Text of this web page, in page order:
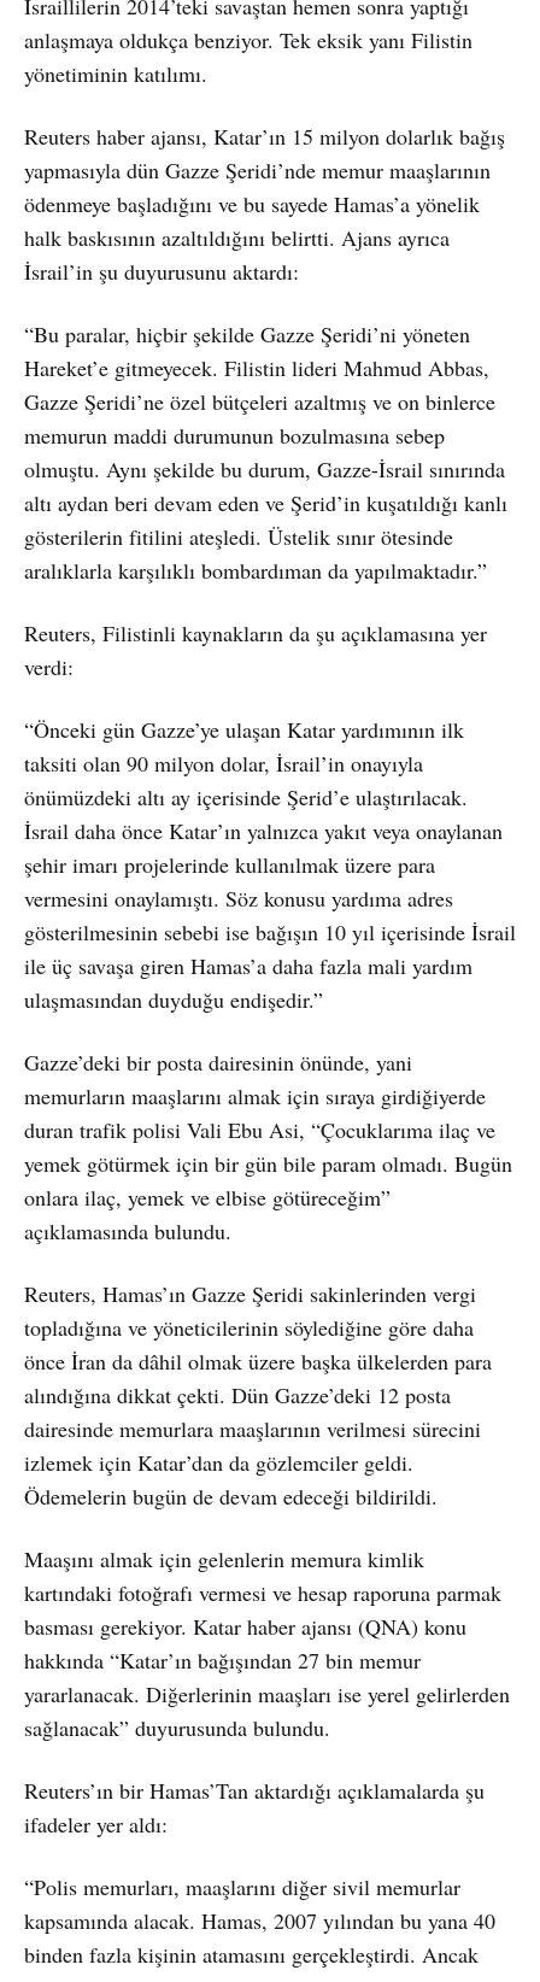
anlaşmaya oldukça benziyor. Tek eksik yanı Filistin
yönetiminin katılımı.
Reuters haber ajansı, Katar’ın 15 milyon dolarlık bağış
yapmasıyla dün Gazze Şeridi’nde memur maaşlarının
ödenmeye başladığını ve bu sayede Hamas’a yönelik
halk baskısının azaltıldığını belirtti. Ajans ayrıca
İsrail’in şu duyurusunu aktardı:
“Bu paralar, hiçbir şekilde Gazze Şeridi’ni yöneten
Hareket’e gitmeyecek. Filistin lideri Mahmud Abbas,
Gazze Şeridi’ne özel bütçeleri azaltmış ve on binlerce
memurun maddi durumunun bozulmasına sebep
olmuştu. Aynı şekilde bu durum, Gazze-İsrail sınırında
altı aydan beri devam eden ve Şerid’in kuşatıldığı kanlı
gösterilerin fitilini ateşledi. Üstelik sınır ötesinde
aralıklarla karşılıklı bombardıman da yapılmaktadır.”
Reuters, Filistinli kaynakların da şu açıklamasına yer
verdi:
“Önceki gün Gazze’ye ulaşan Katar yardımının ilk
taksiti olan 90 milyon dolar, İsrail’in onayıyla
önümüzdeki altı ay içerisinde Şerid’e ulaştırılacak.
İsrail daha önce Katar’ın yalnızca yakıt veya onaylanan
şehir imarı projelerinde kullanılmak üzere para
vermesini onaylamıştı. Söz konusu yardıma adres
gösterilmesinin sebebi ise bağışın 10 yıl içerisinde İsrail
ile üç savaşa giren Hamas’a daha fazla mali yardım
ulaşmasından duyduğu endişedir.”
Gazze’deki bir posta dairesinin önünde, yani
memurların maaşlarını almak için sıraya girdiğiyerde
duran trafik polisi Vali Ebu Asi, “Çocuklarıma ilaç ve
yemek götürmek için bir gün bile param olmadı. Bugün
onlara ilaç, yemek ve elbise götüreceğim”
açıklamasında bulundu.
Reuters, Hamas’ın Gazze Şeridi sakinlerinden vergi
topladığına ve yöneticilerinin söylediğine göre daha
önce İran da dâhil olmak üzere başka ülkelerden para
alındığına dikkat çekti. Dün Gazze’deki 12 posta
dairesinde memurlara maaşlarının verilmesi sürecini
izlemek için Katar’dan da gözlemciler geldi.
Ödemelerin bugün de devam edeceği bildirildi.
Maaşını almak için gelenlerin memura kimlik
kartındaki fotoğrafı vermesi ve hesap raporuna parmak
basması gerekiyor. Katar haber ajansı (QNA) konu
hakkında “Katar’ın bağışından 27 bin memur
yararlanacak. Diğerlerinin maaşları ise yerel gelirlerden
sağlanacak” duyurusunda bulundu.
Reuters’ın bir Hamas’Tan aktardığı açıklamalarda şu
ifadeler yer aldı:
“Polis memurları, maaşlarını diğer sivil memurlar
kapsamında alacak. Hamas, 2007 yılından bu yana 40
binden fazla kişinin atamasını gerçekleştirdi. Ancak